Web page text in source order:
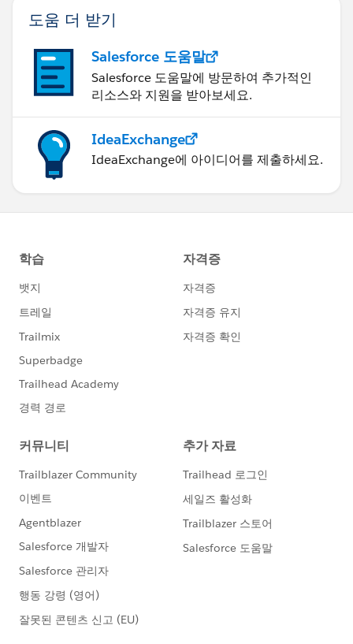
도움 더 받기
Salesforce 도움말
Salesforce 도움말에 방문하여 추가적인
리소스와 지원을 받아보세요.
IdeaExchange
IdeaExchange에 아이디어를 제출하세요.